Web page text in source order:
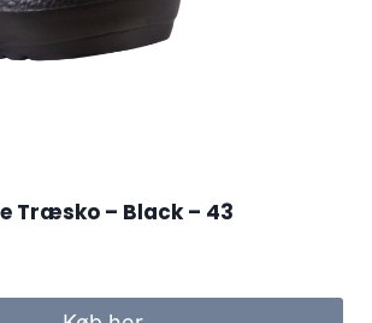
Træsko – Black – 43